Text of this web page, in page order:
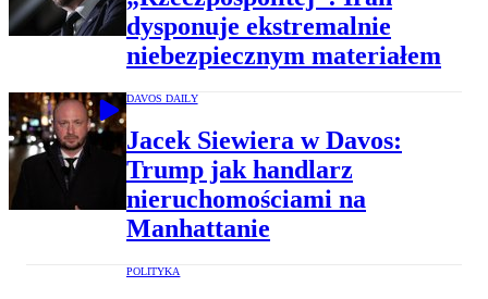
dysponuje ekstremalnie
niebezpiecznym materiałem
DAVOS DAILY
Jacek Siewiera w Davos:
Trump jak handlarz
nieruchomościami na
Manhattanie
POLITYKA